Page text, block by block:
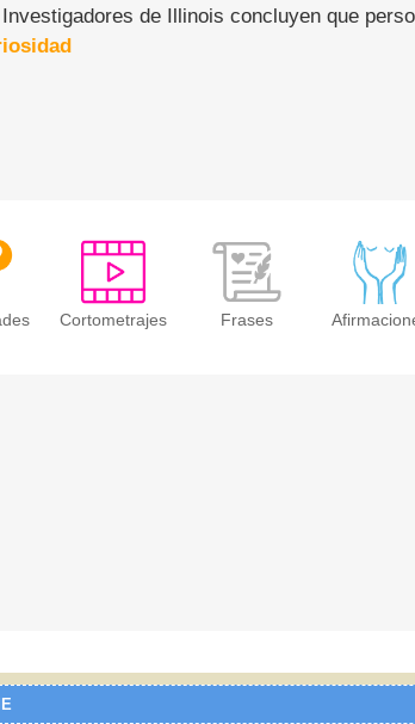
de Illinois concluyen que
Cortometrajes Frases